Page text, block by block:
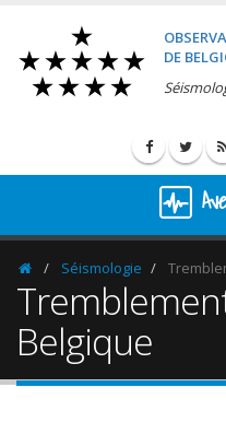
DE
HomepageSéismologie
Belgique